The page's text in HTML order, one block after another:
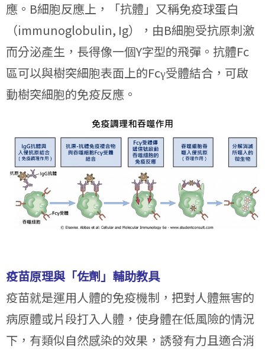
應。B細胞反應上，「抗體」又稱免疫球蛋白
（immunoglobulin, Ig），由B細胞受抗原刺激
而分泌產生，長得像一個Y字型的飛彈。抗體Fc
區可以與樹突細胞表面上的Fcγ受體結合，可啟
動樹突細胞的免疫反應。
疫苗原理與「佐劑」輔助教具
疫苗就是運用人體的免疫機制，把對人體無害的
病原體或片段打入人體，使身體在低風險的情況
下，有類似自然感染的效果，誘發有力且適合消